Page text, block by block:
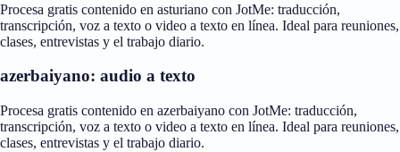
Procesa gratis contenido en asturiano con JotMe: traducción,
transcripción, voz a texto o video a texto en línea. Ideal para reuniones,
clases, entrevistas y el trabajo diario.
azerbaiyano: audio a texto
Procesa gratis contenido en azerbaiyano con JotMe: traducción,
transcripción, voz a texto o video a texto en línea. Ideal para reuniones,
clases, entrevistas y el trabajo diario.